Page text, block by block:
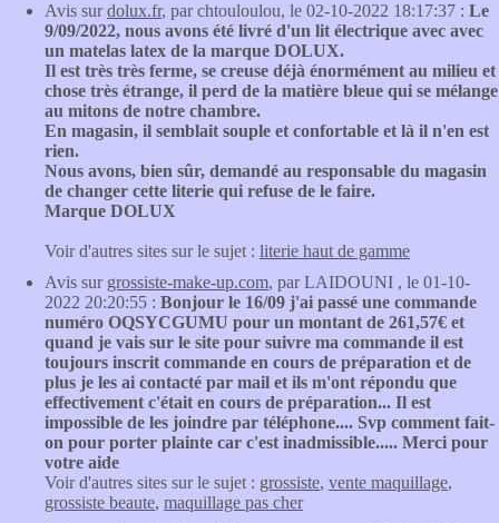
Avis surdolux.fr, par chtouloulou, le 02-10-2022 18:17:37 : Le
9/09/2022, nous avons été livré d'un lit électrique avec avec
un matelas latex de la marque DOLUX.
Il est très très ferme, se creuse déjà énormément au milieu et
chose très étrange, il perd de la matière bleue qui se mélange
au mitons de notre chambre.
En magasin, il semblait souple et confortable et là il n'en est
rien.
Nous avons, bien sûr, demandé au responsable du magasin
de changer cette literie qui refuse de le faire.
Marque DOLUX
Voir d'autres sites sur le sujet : literie haut de gamme
Avis sur grossiste-make-up.com, par LAIDOUNI , le 01-10-
2022 20:20:55 : Bonjour le 16/09 j'ai passé une commande
numéro OQSYCGUMU pour un montant de 261,57€ et
quand je vais sur le site pour suivre ma commande il est
toujours inscrit commande en cours de préparation et de
plus je les ai contacté par mail et ils m'ont répondu que
effectivement c'était en cours de préparation... Il est
impossible de les joindre par téléphone.... Svp comment fait-
on pour porter plainte car c'est inadmissible..... Merci pour
votre aide
Voir d'autres sites sur le sujet : grossiste, vente maquillage,
grossiste beaute, maquillage pas cher